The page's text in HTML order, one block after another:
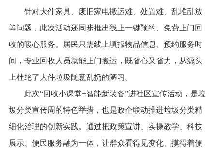
针对大件家具、废旧家电搬运难、处置难、乱堆乱放
等问题，此次活动还同步推出线上一键预约、免费上门回
收的暖心服务。居民只需线上填报物品信息、预约服务时
间，专业回收人员就能上门搬运，既省心又省力，从源头
上杜绝了大件垃圾随意乱扔的陋习。
此次“回收小课堂+智能新装备”进社区宣传活动，是垃
圾分类宣传周的特色举措，也是政企联动推进垃圾分类精
细化治理的创新实践。通过把政策宣讲、实操教学、科技
展示、便民服务融为一体，让群众看得见变化、摸得着便